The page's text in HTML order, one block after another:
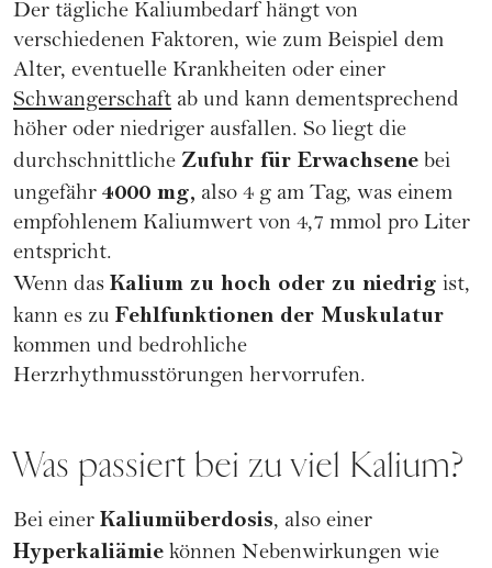
Der tägliche Kaliumbedarf hängt von
verschiedenen Faktoren, wie zum Beispiel dem
Alter, eventuelle Krankheiten oder einer
Schwangerschaft ab und kann dementsprechend
höher oder niedriger ausfallen. So liegt die
durchschnittliche Zufuhr für Erwachsene bei
ungefähr 4000 mg, also 4 g am Tag, was einem
empfohlenem Kaliumwert von 4,7 mmol pro Liter
entspricht.
Wenn das Kalium zu hoch oder zu niedrig ist,
kann es zu Fehlfunktionen der Muskulatur
kommen und bedrohliche
Herzrhythmusstörungen hervorrufen.
Was passiert bei zu viel Kalium?
Bei einer Kaliumüberdosis, also einer
Hyperkaliämie können Nebenwirkungen wie